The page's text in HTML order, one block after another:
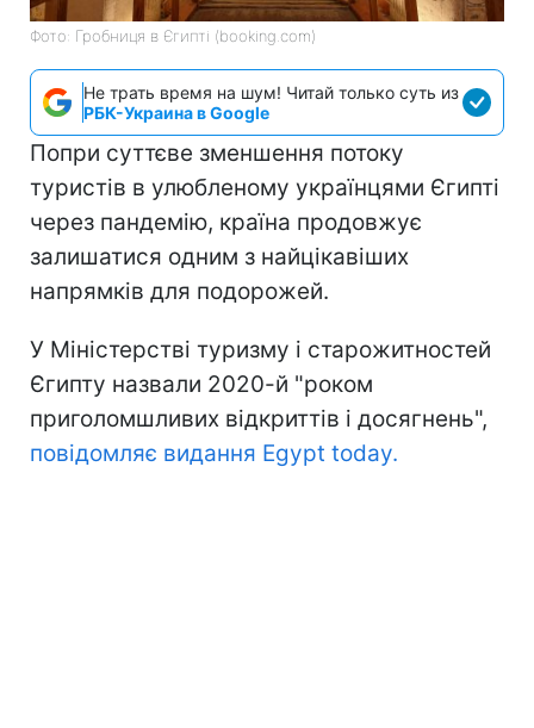
Фото: Гробниця в Єгипті (booking.com)
Не трать время на шум! Читай только суть из
РБК-Украина в Google
Попри суттєве зменшення потоку
туристів в улюбленому українцями Єгипті
через пандемію, країна продовжує
залишатися одним з найцікавіших
напрямків для подорожей.
У Міністерстві туризму і старожитностей
Єгипту назвали 2020-й "роком
приголомшливих відкриттів і досягнень",
повідомляє видання Egypt today.